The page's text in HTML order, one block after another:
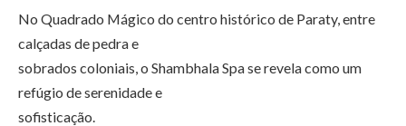
No Quadrado Mágico do centro histórico de Paraty, entre
calçadas de pedra e
sobrados coloniais, o Shambhala Spa se revela como um
refúgio de serenidade e
sofisticação.